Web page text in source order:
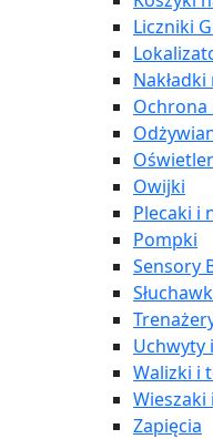
Liczniki
Nakładki
Owijki
Plecaki i
Pompki
Sensory
Uchwyty
Walizki i
Zapięcia